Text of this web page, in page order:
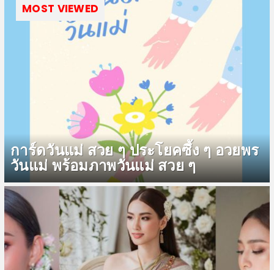
MOST VIEWED
การ์ดวันแม่ สวย ๆ ประโยคซึ้ง ๆ อวยพร
วันแม่ พร้อมภาพวันแม่ สวย ๆ